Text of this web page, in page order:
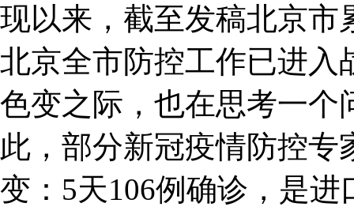
现以来，截至发稿北京市
北京全市防控工作已进入
色变之际，也在思考一
此，部分新冠疫情防控
变：5天106例确诊，是